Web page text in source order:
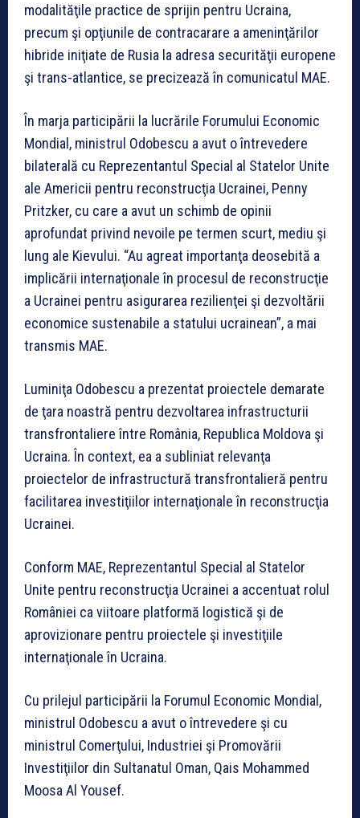
modalităţile practice de sprijin pentru Ucraina,
precum şi opţiunile de contracarare a ameninţărilor
hibride iniţiate de Rusia la adresa securităţii europene
şi trans-atlantice, se precizează în comunicatul MAE.
În marja participării la lucrările Forumului Economic
Mondial, ministrul Odobescu a avut o întrevedere
bilaterală cu Reprezentantul Special al Statelor Unite
ale Americii pentru reconstrucţia Ucrainei, Penny
Pritzker, cu care a avut un schimb de opinii
aprofundat privind nevoile pe termen scurt, mediu şi
lung ale Kievului. “Au agreat importanţa deosebită a
implicării internaţionale în procesul de reconstrucţie
a Ucrainei pentru asigurarea rezilienţei şi dezvoltării
economice sustenabile a statului ucrainean”, a mai
transmis MAE.
Luminiţa Odobescu a prezentat proiectele demarate
de ţara noastră pentru dezvoltarea infrastructurii
transfrontaliere între România, Republica Moldova şi
Ucraina. În context, ea a subliniat relevanţa
proiectelor de infrastructură transfrontalieră pentru
facilitarea investiţiilor internaţionale în reconstrucţia
Ucrainei.
Conform MAE, Reprezentantul Special al Statelor
Unite pentru reconstrucţia Ucrainei a accentuat rolul
României ca viitoare platformă logistică şi de
aprovizionare pentru proiectele şi investiţiile
internaţionale în Ucraina.
Cu prilejul participării la Forumul Economic Mondial,
ministrul Odobescu a avut o întrevedere şi cu
ministrul Comerţului, Industriei şi Promovării
Investiţiilor din Sultanatul Oman, Qais Mohammed
Moosa Al Yousef.